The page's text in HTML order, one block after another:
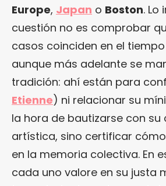
Europe, Japan o Boston. Lo
cuestión no es comprobar
casos coinciden en el
aunque más adelante se
tradición: ahí están para
Etienne) ni relacionar su
la hora de bautizarse con su
artística, sino certificar
en la memoria colectiva. En
cada uno valore en su justa